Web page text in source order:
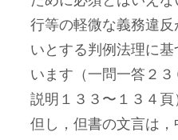
行等の軽微な義務違
いとする判例法理に
います（一問一答２
説明１３３〜１３４頁
但し，但書の文言は